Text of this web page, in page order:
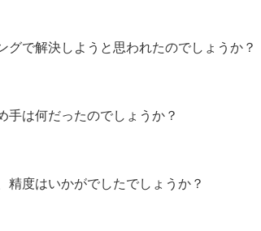
グで解決しようと思われたのでしょうか？
手は何だったのでしょうか？
精度はいかがでしたでしょうか？